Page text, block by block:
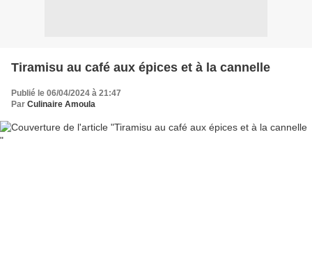
Tiramisu au café aux épices et à la cannelle
Publié le 06/04/2024 à 21:47
Par Culinaire Amoula